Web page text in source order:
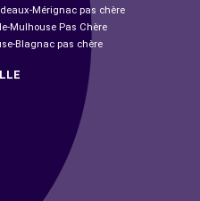
Mérignac pas chère
Mulhouse Pas Chère
Blagnac pas chère